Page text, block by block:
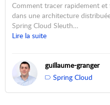
Comment tracer rapidement
dans une architecture
Spring Cloud Sleuth…
Lire la suite
guillaume-granger
Spring Cloud